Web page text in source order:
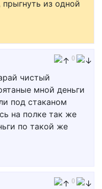
из одной
0
чистый
мной деньги
под стаканом
на полке так же
по такой же
0